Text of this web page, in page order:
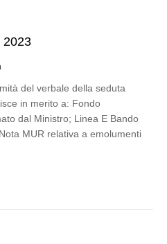
2023
del verbale della seduta
in merito a: Fondo
dal Ministro; Linea E Bando
MUR relativa a emolumenti